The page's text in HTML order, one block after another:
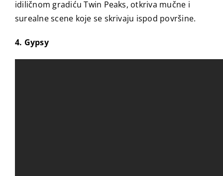
idiličnom gradiću Twin Peaks, otkriva mučne i
surealne scene koje se skrivaju ispod površine.
4. Gypsy